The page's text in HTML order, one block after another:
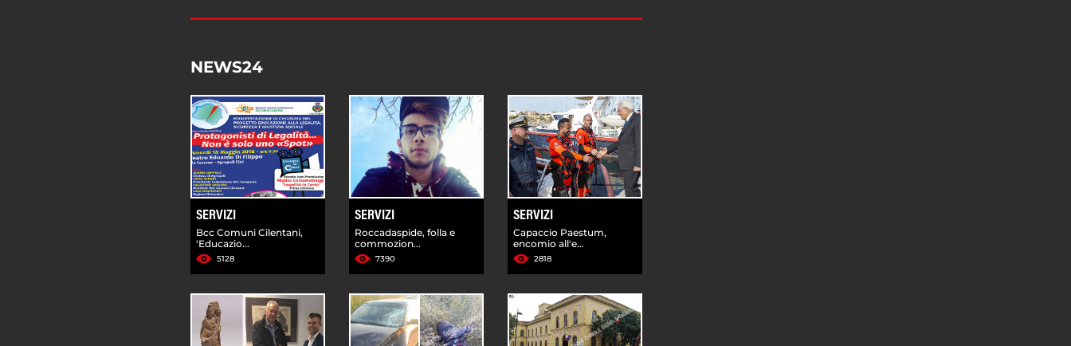
NEWS24
SERVIZI
Bcc Comuni Cilentani,
'Educazio...
5128
SERVIZI
Roccadaspide, folla e
commozion...
7390
SERVIZI
Capaccio Paestum,
encomio all'e...
2818